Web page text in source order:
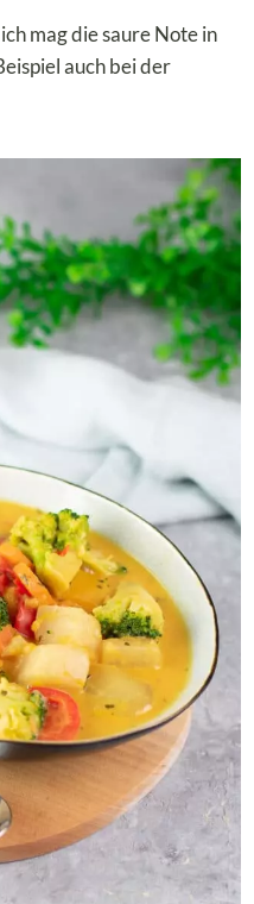
mag die saure Note in
auch bei der